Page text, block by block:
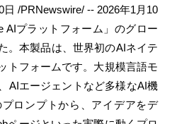
/PRNewswire/ -- 2026年1月10
AIプラットフォーム」のグロー
。本製品は、世界初のAIネイテ
トフォームです。大規模言語モ
AIエージェントなど多様なAI機
ロンプトから、アイデアをデ